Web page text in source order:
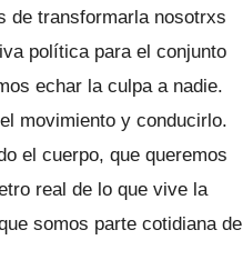
de transformarla nosotrxs
política para el conjunto
echar la culpa a nadie.
movimiento y conducirlo.
el cuerpo, que queremos
real de lo que vive la
somos parte cotidiana de